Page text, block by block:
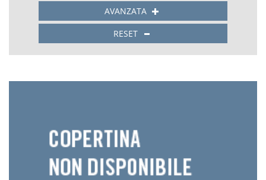
AVANZATA
RESET